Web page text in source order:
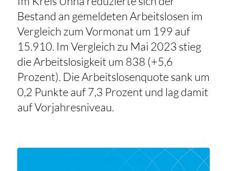
Bestand an gemeldeten Arbeitslosen im
Vergleich zum Vormonat um 199 auf
15.910. Im Vergleich zu Mai 2023 stieg
die Arbeitslosigkeit um 838 (+5,6
Prozent). Die Arbeitslosenquote sank um
0,2 Punkte auf 7,3 Prozent und lag damit
auf Vorjahresniveau.